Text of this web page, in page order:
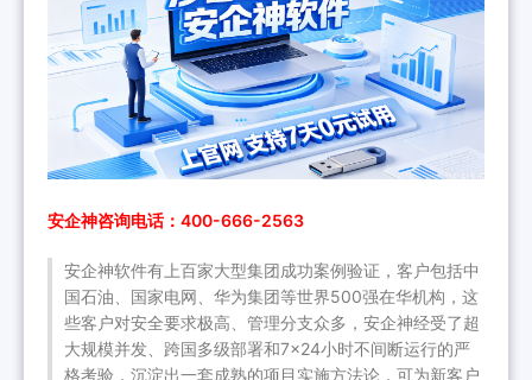
安企神咨询电话：400-666-2563
安企神软件有上百家大型集团成功案例验证，客户包括中
国石油、国家电网、华为集团等世界500强在华机构，这
些客户对安全要求极高、管理分支众多，安企神经受了超
大规模并发、跨国多级部署和7×24小时不间断运行的严
格考验，沉淀出一套成熟的项目实施方法论，可为新客户